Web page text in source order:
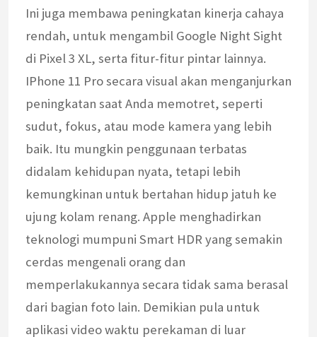
Ini juga membawa peningkatan kinerja cahaya
rendah, untuk mengambil Google Night Sight
di Pixel 3 XL, serta fitur-fitur pintar lainnya.
IPhone 11 Pro secara visual akan menganjurkan
peningkatan saat Anda memotret, seperti
sudut, fokus, atau mode kamera yang lebih
baik. Itu mungkin penggunaan terbatas
didalam kehidupan nyata, tetapi lebih
kemungkinan untuk bertahan hidup jatuh ke
ujung kolam renang. Apple menghadirkan
teknologi mumpuni Smart HDR yang semakin
cerdas mengenali orang dan
memperlakukannya secara tidak sama berasal
dari bagian foto lain. Demikian pula untuk
aplikasi video waktu perekaman di luar